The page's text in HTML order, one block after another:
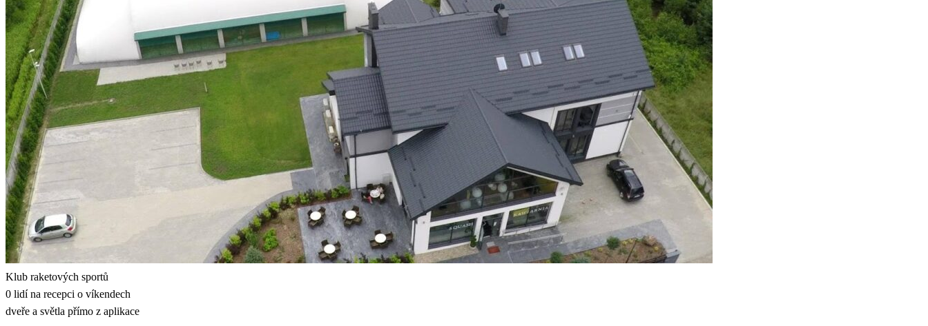
Klub raketových sportů
0 lidí na recepci o víkendech
dveře a světla přímo z aplikace